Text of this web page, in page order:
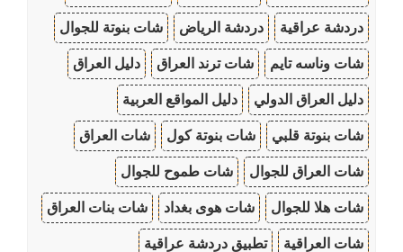
دردشة عراقية دردشة الرياض شات بنوتة للجوال
شات وناسه تايم شات ترند العراق دليل العراق
دليل العراق الدولي دليل المواقع العربية
شات بنوتة قلبي شات بنوتة كول شات العراق
شات العراق للجوال شات طموح للجوال
شات هلا للجوال شات هوى بغداد شات بنات العراق
شات العراقية تطبيق دردشة عراقية